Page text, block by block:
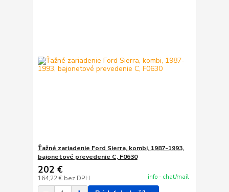
Ťažné zariadenie Ford Sierra, kombi, 1987-1993,
bajonetové prevedenie C, F0630
202 €
164,22 € bez DPH info - chat/mail